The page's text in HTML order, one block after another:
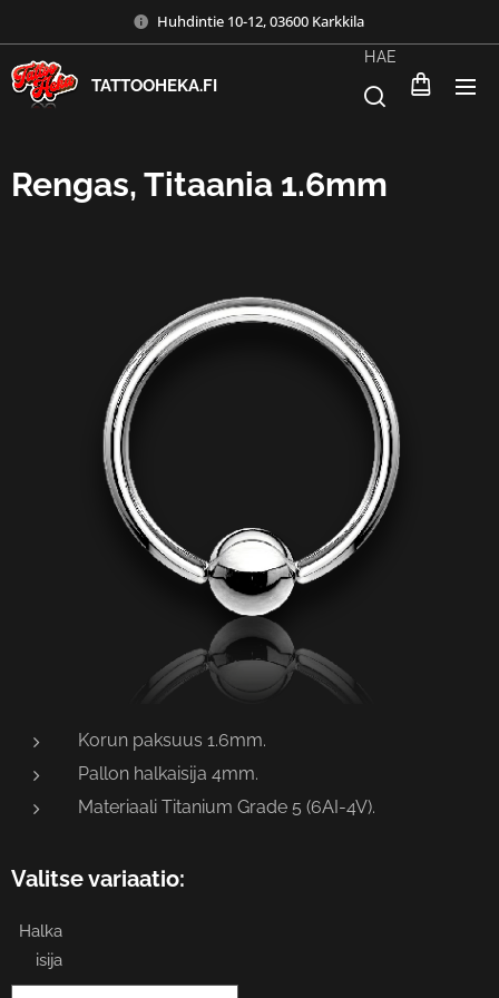
Huhdintie 10-12, 03600 Karkkila
TATTOOHEKA.FI
HAE
Rengas, Titaania 1.6mm
Korun paksuus 1.6mm.
Pallon halkaisija 4mm.
Materiaali Titanium Grade 5 (6AI-4V).
Valitse variaatio:
Halka
isija